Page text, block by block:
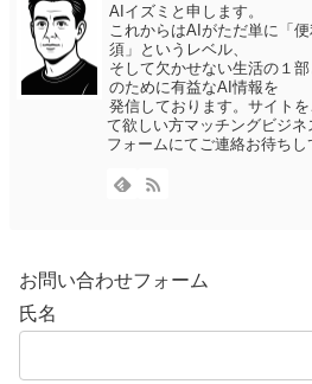
AIイズミと申します。
これからはAIがただ単に「
須」というレベル、
そして欠かせない生活の１
のために有益なAI情報を
発信しております。サイト
て欲しい方マッチングビジ
フォームにてご連絡お待ちし
お問い合わせフォーム
氏名